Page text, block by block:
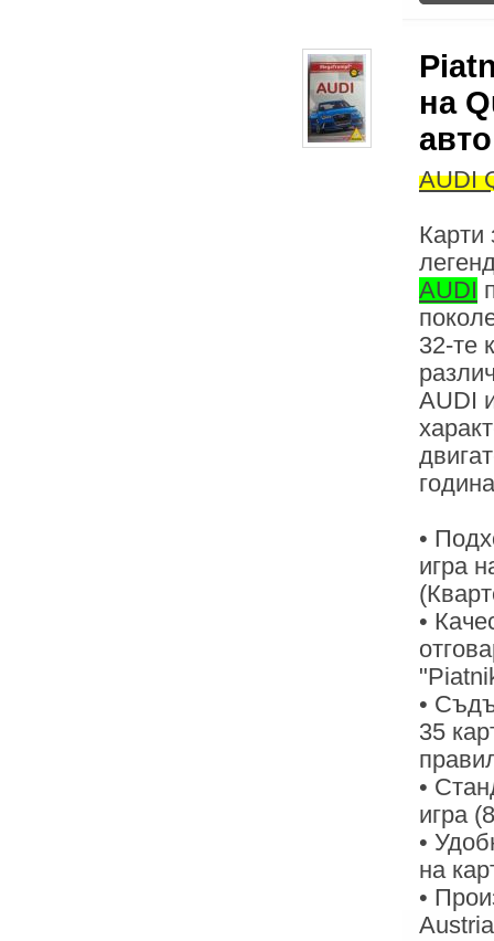
на
AUDI
Карти
AUDI
32-те
AUDI
•
игра
•
•
35
•
игра
•
на
•
Austria